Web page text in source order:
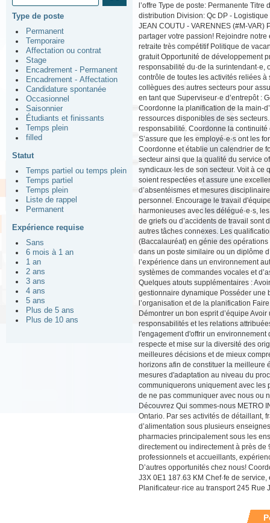
Type de poste
Permanent
Temporaire
Affectation ou contrat
Stage
Encadrement - Permanent
Encadrement - Affectation
Candidature spontanée
Occasionnel
Saisonnier
Étudiants et finissants
Temps plein
filled
Statut
Temps partiel ou temps plein
Temps partiel
Temps plein
Liste de rappel
Permanent
Expérience requise
Sans
6 mois à 1 an
1 an
2 ans
3 ans
4 ans
5 ans
Plus de 5 ans
Plus de 10 ans
l’offre Type de poste: Permanente
distribution Division: Qc DP -
JEAN COUTU - VARENNES (#M-
partager votre passion! Rejoindre
retraite très compétitif Politique de
gratuit Opportunité de développement
responsabilité du·de la
contrôle de toutes les activités reliées
collègues des autres secteurs pour
en tant que Superviseur·e d’entrepôt :
Coordonne la planification de la main-
ressources disponibles de ses
responsabilité. Coordonne la
S’assure que les employé·e·s ont les
Coordonne et établie un calendrier de
secteur ainsi que la qualité du service
syndicaux·les de son secteur. Voit à
soient respectées et assure une
d’absentéismes et mesures
personnel. Encourage le travail
harmonieuses avec les délégué·e·s,
de griefs ou d’accidents de travail sont
autres tâches connexes. Les
(Baccalauréat) en génie des
dans un poste similaire ou un diplôme
l’expérience dans un environnement
systèmes de commandes vocales et
Quelques atouts supplémentaires :
gestionnaire dynamique Posséder une
l’organisation et de la planification
Démontrer un bon esprit d’équipe
responsabilités et les relations
l'engagement d'offrir un
respecte et mise sur la diversité des
meilleures décisions et de mieux
horizons afin de constituer la meilleure
mesures d'adaptation au niveau du
communiquerons uniquement avec les
de ne pas communiquer avec nous ou
Découvrez Qui sommes-nous METRO
Ontario. Par ses activités de détaillant,
d’alimentation sous plusieurs
pharmacies principalement sous les
directement ou indirectement à près
professionnels et accueillants,
D’autres opportunités chez nous!
J3X 0E1 187.63 KM Chef·fe de
Planificateur·rice au transport 245 Rue